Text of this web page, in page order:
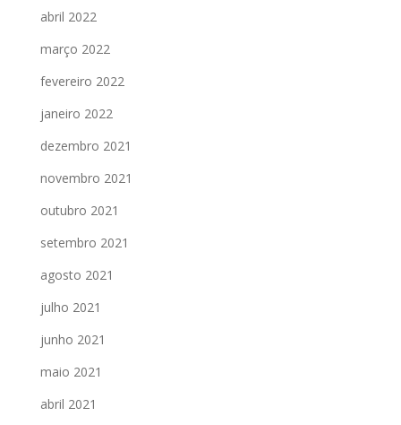
abril 2022
março 2022
fevereiro 2022
janeiro 2022
dezembro 2021
novembro 2021
outubro 2021
setembro 2021
agosto 2021
julho 2021
junho 2021
maio 2021
abril 2021